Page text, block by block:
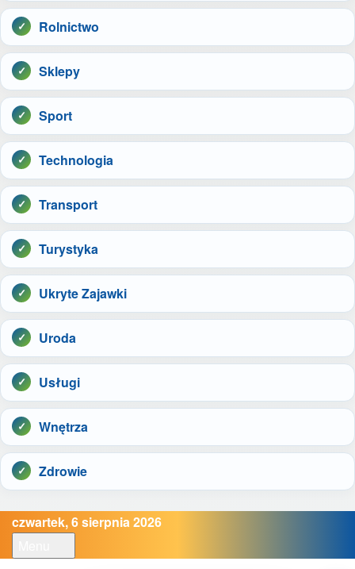
Rolnictwo
Sklepy
Sport
Technologia
Transport
Turystyka
Ukryte Zajawki
Uroda
Usługi
Wnętrza
Zdrowie
czwartek, 6 sierpnia 2026